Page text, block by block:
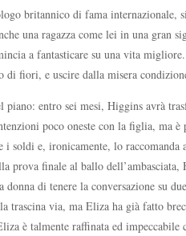
britannico di fama internazionale,
una ragazza come lei in una gran
a fantasticare su una vita
di fiori, e uscire dalla misera
entro sei mesi, Higgins avrà
poco oneste con la figlia, ma è
soldi e, ironicamente, lo
prova finale al ballo
di tenere la conversazione su
trascina via, ma Eliza ha già fatto
è talmente raffinata ed